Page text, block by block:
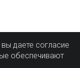
даете согласие
обеспечивают